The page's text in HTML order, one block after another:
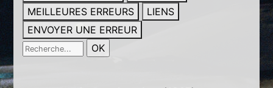
MEILLEURES ERREURS
LIENS
ENVOYER UNE ERREUR